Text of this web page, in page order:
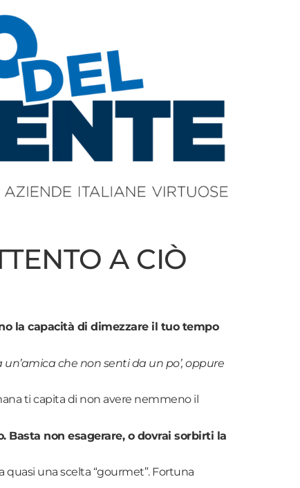
A CIÒ
la capacità di dimezzare il tuo tempo
che non senti da un po’, oppure
ti capita di non avere nemmeno il
Basta non esagerare, o dovrai sorbirti la
quasi una scelta “gourmet”. Fortuna